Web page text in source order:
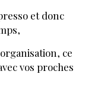
et donc
ce
vos proches